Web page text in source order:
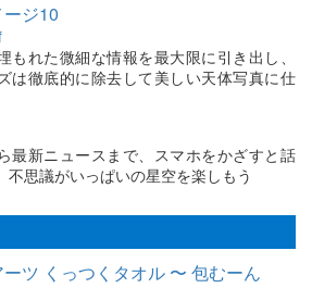
ジ10
もれた微細な情報を最大限に引き出し、
は徹底的に除去して美しい天体写真に仕
最新ニュースまで、スマホをかざすと話
不思議がいっぱいの星空を楽しもう
ツ くっつくタオル 〜 包むーん